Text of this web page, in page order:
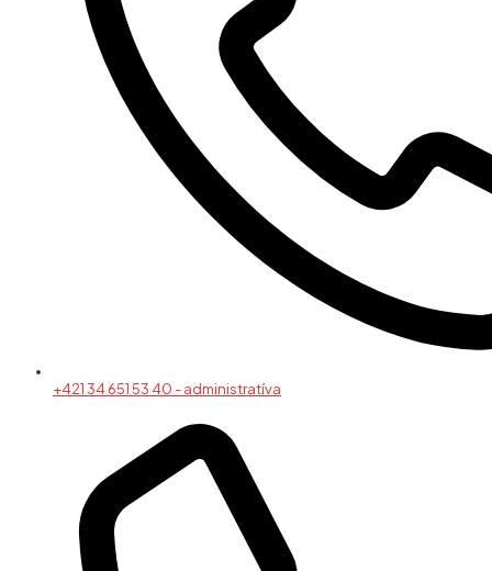
+421 34 651 53 40 - administratíva